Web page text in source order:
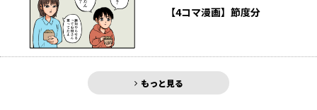
【4コマ漫画】節度分
もっと見る